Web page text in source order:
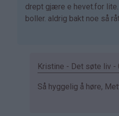
svar
på
bekreftet)
drept gjære e hevet.for
boller. aldrig bakt noe så
Kristine - Det søte liv -
Som
Så hyggelig å høre,